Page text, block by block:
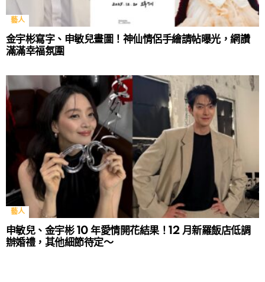
藝人
金宇彬寫字、申敏兒畫圖！神仙情侶手繪請帖曝光，網讚
滿滿幸福氛圍
藝人
申敏兒、金宇彬 10 年愛情開花結果！12 月新羅飯店低調
辦婚禮，其他細節待定～